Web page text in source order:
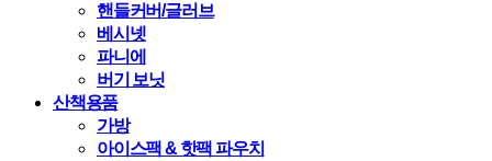
핸들커버/글러브
베시넷
파니에
버기 보닛
산책용품
가방
아이스팩 & 핫팩 파우치